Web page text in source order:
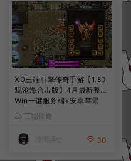
XO三端引擎传奇手游【1.80
观沧海合击版】4月最新整理
Win一键服务端+安卓苹果
+详细搭建教程
三端传奇
冷雨泽ღ 30